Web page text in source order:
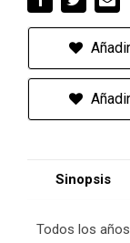
Sinopsis
Todos los